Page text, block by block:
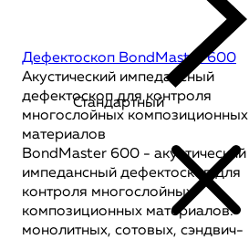
Дефектоскоп BondMaster 600
Акустический импедансный
дефектоскоп для контроля
многослойных композиционных
материалов
BondMaster 600 - акустический
импедансный дефектоскоп для
контроля многослойных
композиционных материалов:
монолитных, сотовых, сэндвич-
Стандартный